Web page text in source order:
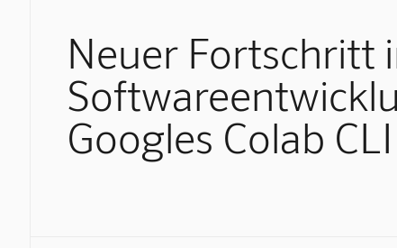
Neuer Fortschritt
Googles Colab CLI